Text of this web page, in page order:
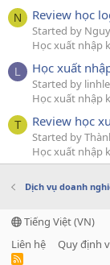
N Review học
Started by
Học xuất nhập
L Học xuất
Started by
Học xuất nhập
T Review học
Started by
Học xuất nhập
Dịch vụ doanh
Tiếng Việt (VN)
Liên hệ
Quy định
R